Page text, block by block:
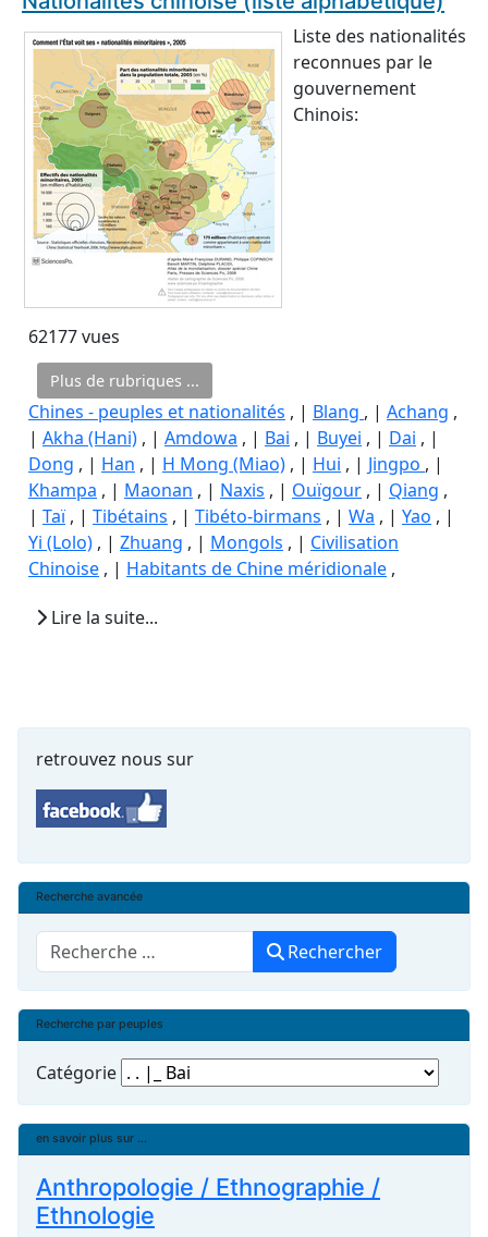
Liste des nationalités
reconnues par le
gouvernement
Chinois:
62177 vues
Plus de rubriques ...
Chines - peuples et nationalités , | Blang , | Achang ,
| Akha (Hani) , | Amdowa , | Bai , | Buyei , | Dai , |
Dong , | Han , | H Mong (Miao) , | Hui , | Jingpo , |
Khampa , | Maonan , | Naxis , | Ouïgour , | Qiang ,
| Taï, | Tibétains , | Tibéto-birmans , | Wa , | Yao , |
Yi (Lolo) , | Zhuang , | Mongols , | Civilisation
Chinoise , | Habitants de Chine méridionale ,
Lire la suite...
retrouvez nous sur
Recherche avancée
Rechercher Rechercher
Recherche par peuples
Catégorie
en savoir plus sur ...
Anthropologie / Ethnographie /
Ethnologie